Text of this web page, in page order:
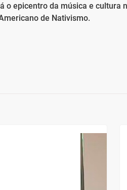
o epicentro da música e cultura
de Nativismo.